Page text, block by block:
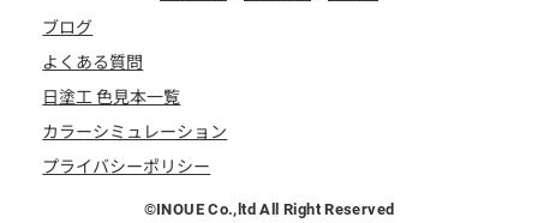
ブログ
よくある質問
日塗工 色見本一覧
カラーシミュレーション
プライバシーポリシー
©INOUE Co.,ltd All Right Reserved